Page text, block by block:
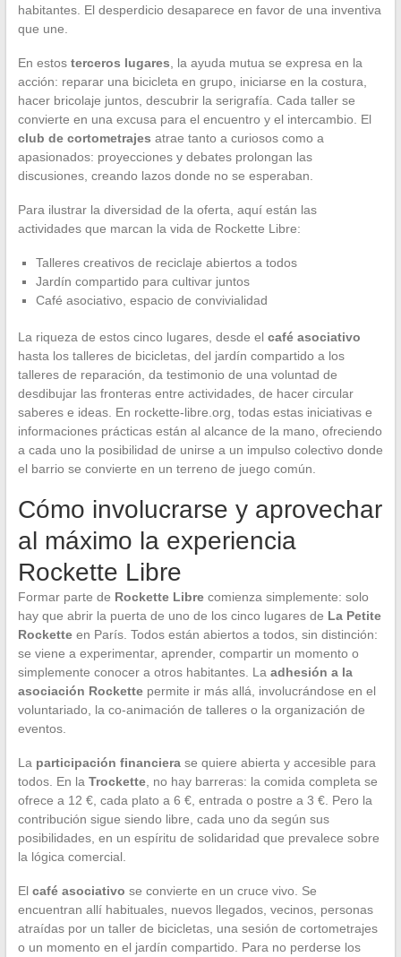
habitantes. El desperdicio desaparece en favor de una inventiva
que une.
En estos terceros lugares , la ayuda mutua se expresa en la
acción: reparar una bicicleta en grupo, iniciarse en la costura,
hacer bricolaje juntos, descubrir la serigrafía. Cada taller se
convierte en una excusa para el encuentro y el intercambio. El
club de cortometrajes atrae tanto a curiosos como a
apasionados: proyecciones y debates prolongan las
discusiones, creando lazos donde no se esperaban.
Para ilustrar la diversidad de la oferta, aquí están las
actividades que marcan la vida de Rockette Libre:
Talleres creativos de reciclaje abiertos a todos
Jardín compartido para cultivar juntos
Café asociativo, espacio de convivialidad
La riqueza de estos cinco lugares, desde el café asociativo
hasta los talleres de bicicletas, del jardín compartido a los
talleres de reparación, da testimonio de una voluntad de
desdibujar las fronteras entre actividades, de hacer circular
saberes e ideas. En rockette-libre.org, todas estas iniciativas e
informaciones prácticas están al alcance de la mano, ofreciendo
a cada uno la posibilidad de unirse a un impulso colectivo donde
el barrio se convierte en un terreno de juego común.
Cómo involucrarse y aprovechar
al máximo la experiencia
Rockette Libre
Formar parte de Rockette Librecomienza simplemente: solo
hay que abrir la puerta de uno de los cinco lugares de La Petite
Rocketteen París. Todos están abiertos a todos, sin distinción:
se viene a experimentar, aprender, compartir un momento o
simplemente conocer a otros habitantes. La adhesión a la
asociación Rockettepermite ir más allá, involucrándose en el
voluntariado, la co-animación de talleres o la organización de
eventos.
La participación financierase quiere abierta y accesible para
todos. En la Trockette, no hay barreras: la comida completa se
ofrece a 12 €, cada plato a 6 €, entrada o postre a 3 €. Pero la
contribución sigue siendo libre, cada uno da según sus
posibilidades, en un espíritu de solidaridad que prevalece sobre
la lógica comercial.
El café asociativo se convierte en un cruce vivo. Se
encuentran allí habituales, nuevos llegados, vecinos, personas
atraídas por un taller de bicicletas, una sesión de cortometrajes
o un momento en el jardín compartido. Para no perderse los